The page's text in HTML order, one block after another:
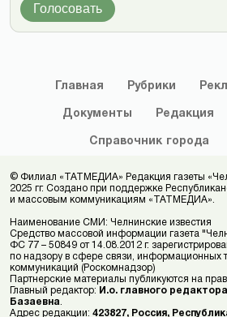
Голосовать
Главная Рубрики
Документы Редакция
Справочник города
© Филиал «ТАТМЕДИА» Редакция газеты
2025 гг. Создано при поддержке
и массовым коммуникациям «ТАТМЕДИА».
Наименование СМИ: Челнинские известия
Средство массовой информации газета
ФС 77 – 50849 от 14.08.2012 г.
по надзору в сфере связи, информационных
коммуникаций (Роскомнадзор)
Партнерские материалы публикуются на
Главный редактор: И.о. главного
Базаевна
Адрес редакции: 423827, Россия,